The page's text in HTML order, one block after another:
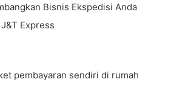
Bisnis Ekspedisi Anda
Express
pembayaran sendiri di rumah